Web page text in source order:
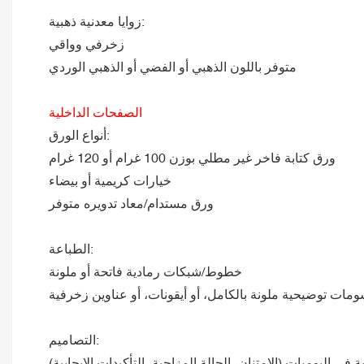
زوايا معدنية ذهبية:
زخرفي وواقي
متوفر باللون الذهبي أو الفضي أو الذهبي الوردي
الصفحات الداخلية
أنواع الورق:
ورق كتابة فاخر غير مطلي بوزن 100 غرام أو 120 غرام
خيارات كريمية أو بيضاء
ورق مستدام/معاد تدويره متوفر
الطباعة:
خطوط/شبكات رمادية فاتحة أو ملونة
توضيحية ملونة بالكامل، أو أيقونات، أو عناوين زخرفية
التصاميم: